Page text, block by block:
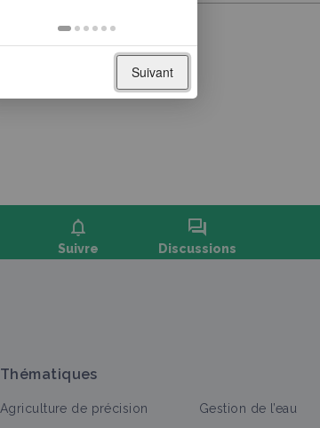
notifications
Suivre
forum
Discussions
Thématiques
Agriculture de précision Gestion de l’eau
Suivant